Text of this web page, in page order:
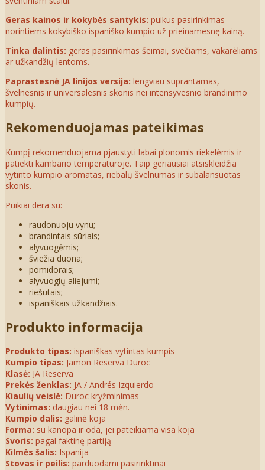
Geras kainos ir kokybės santykis: puikus pasirinkimas
norintiems kokybiško ispaniško kumpio už prieinamesnę kainą.
Tinka dalintis: geras pasirinkimas šeimai, svečiams, vakarėliams
ar užkandžių lentoms.
Paprastesnė JA linijos versija: lengviau suprantamas,
švelnesnis ir universalesnis skonis nei intensyvesnio brandinimo
kumpių.
Rekomenduojamas pateikimas
Kumpį rekomenduojama pjaustyti labai plonomis riekelėmis ir
patiekti kambario temperatūroje. Taip geriausiai atsiskleidžia
vytinto kumpio aromatas, riebalų švelnumas ir subalansuotas
skonis.
Puikiai dera su:
raudonuoju vynu;
brandintais sūriais;
alyvuogėmis;
šviežia duona;
pomidorais;
alyvuogių aliejumi;
riešutais;
ispaniškais užkandžiais.
Produkto informacija
Produkto tipas: ispaniškas vytintas kumpis
Kumpio tipas: Jamon Reserva Duroc
Klasė: JA Reserva
Prekės ženklas: JA / Andrés Izquierdo
Kiaulių veislė: Duroc kryžminimas
Vytinimas: daugiau nei 18 mėn.
Kumpio dalis: galinė koja
Forma: su kanopa ir oda, jei pateikiama visa koja
Svoris: pagal faktinę partiją
Kilmės šalis: Ispanija
Stovas ir peilis: parduodami pasirinktinai